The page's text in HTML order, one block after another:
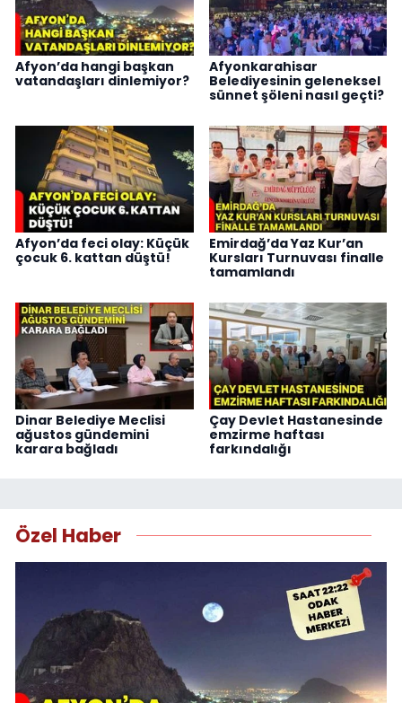
Afyon’da hangi başkan
vatandaşları dinlemiyor?
Afyonkarahisar
Belediyesinin geleneksel
sünnet şöleni nasıl geçti?
Afyon’da feci olay: Küçük
çocuk 6. kattan düştü!
Emirdağ’da Yaz Kur’an
Kursları Turnuvası finalle
tamamlandı
Dinar Belediye Meclisi
ağustos gündemini
karara bağladı
Çay Devlet Hastanesinde
emzirme haftası
farkındalığı
Özel Haber